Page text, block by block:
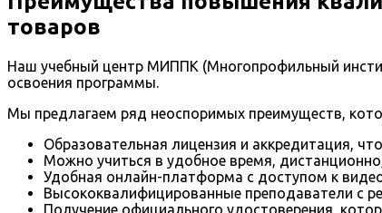
товаров
Наш учебный центр МИППК (Многопрофильный
освоения программы.
Мы предлагаем ряд неоспоримых преимуществ,
Образовательная лицензия и аккредитация,
Можно учиться в удобное время,
Удобная онлайн-платформа с доступом к
Высококвалифицированные преподаватели с
Получение официального удостоверения,